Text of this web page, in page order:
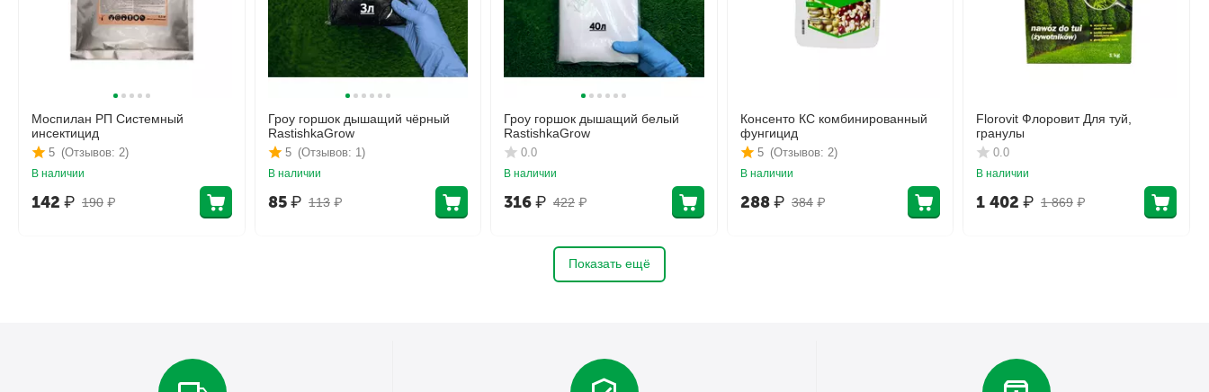
Моспилан РП Системный
инсектицид
(Отзывов: 2)
5
В наличии
190 ₽
142 ₽
Гроу горшок дышащий чёрный
RastishkaGrow
(Отзывов: 1)
5
В наличии
113 ₽
85 ₽
Гроу горшок дышащий белый
RastishkaGrow
0.0
В наличии
422 ₽
316₽
Консенто КС комбинированный
фунгицид
(Отзывов: 2)
5
В наличии
384 ₽
288₽
Florovit Флоровит Для туй,
гранулы
0.0
В наличии
1 869 ₽
1 402 ₽
Показать ещё